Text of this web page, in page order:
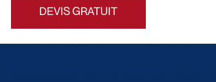
DEVIS GRATUIT